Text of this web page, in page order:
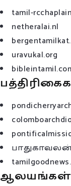
tamil-
netheralai.nl
uravukal.org
ஆலயங்கள்